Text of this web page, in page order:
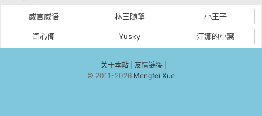
威言威语 林三随笔 小王子
闻心阁 Yusky 汀娜的小窝
关于本站 友情链接
© 2011-2026 Mengfei Xue